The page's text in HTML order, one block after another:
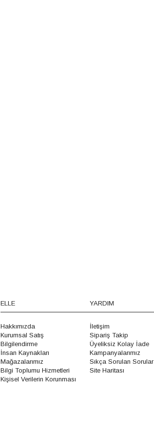
ELLE
Hakkımızda
Kurumsal Satış
Bilgilendirme
İnsan Kaynakları
Mağazalarımız
Bilgi Toplumu Hizmetleri
Kişisel Verilerin Korunması
YARDIM
İletişim
Sipariş Takip
Üyeliksiz Kolay İade
Kampanyalarımız
Sıkça Sorulan Sorular
Site Haritası